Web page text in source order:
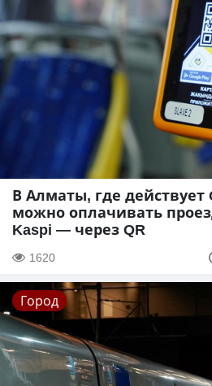
В Алматы, где действует
можно оплачивать
Kaspi — через QR
1620
Город